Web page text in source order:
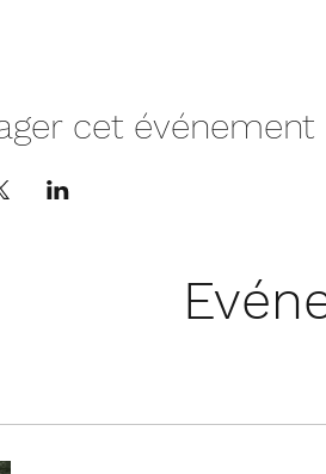
cet événement